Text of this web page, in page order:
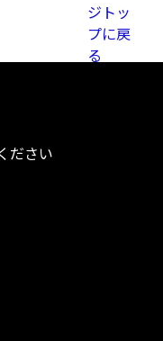
ださい